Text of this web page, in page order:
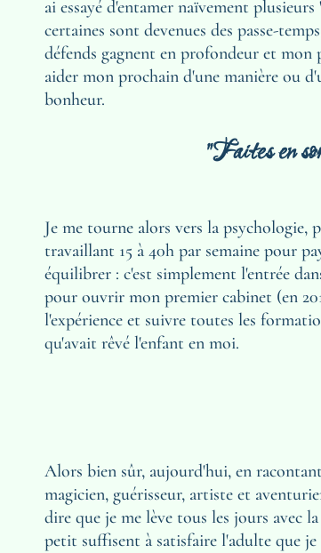
ai essayé d'entamer naïvement
certaines sont devenues des passe-
défends gagnent en profondeur et mon
aider mon prochain d'une manière ou
bonheur.
"Faites en
Je me tourne alors vers la
travaillant 15 à 40h par semaine pour
équilibrer : c'est simplement l'entrée
pour ouvrir mon premier cabinet (en
l'expérience et suivre toutes les
qu'avait rêvé l'enfant en moi.
Alors bien sûr, aujourd'hui, en
magicien, guérisseur, artiste et
dire que je me lève tous les jours avec
petit suffisent à satisfaire l'adulte que je